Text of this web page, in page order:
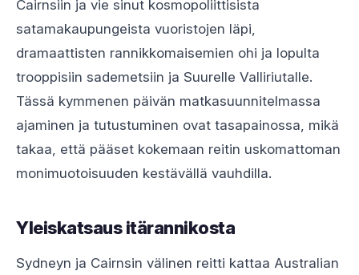
Cairnsiin ja vie sinut kosmopoliittisista
satamakaupungeista vuoristojen läpi,
dramaattisten rannikkomaisemien ohi ja lopulta
trooppisiin sademetsiin ja Suurelle Valliriutalle.
Tässä kymmenen päivän matkasuunnitelmassa
ajaminen ja tutustuminen ovat tasapainossa, mikä
takaa, että pääset kokemaan reitin uskomattoman
monimuotoisuuden kestävällä vauhdilla.
Yleiskatsaus itärannikosta
Sydneyn ja Cairnsin välinen reitti kattaa Australian